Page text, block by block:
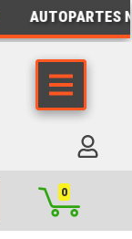
AUTOPARTES
0